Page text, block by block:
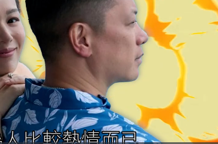
智富天下 李居
神機妙算 李丞
緣來有理 麥玲
鬼靈精怪 威師